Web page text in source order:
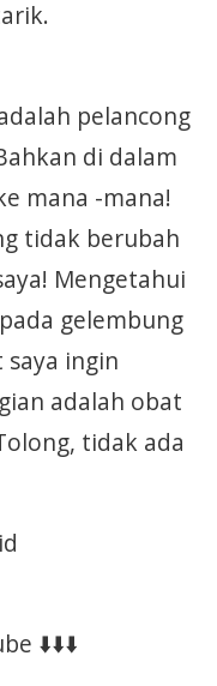
pelancong
di dalam
mana -mana!
tidak berubah
Mengetahui
gelembung
ingin
adalah obat
tidak ada
⬇️⬇️⬇️